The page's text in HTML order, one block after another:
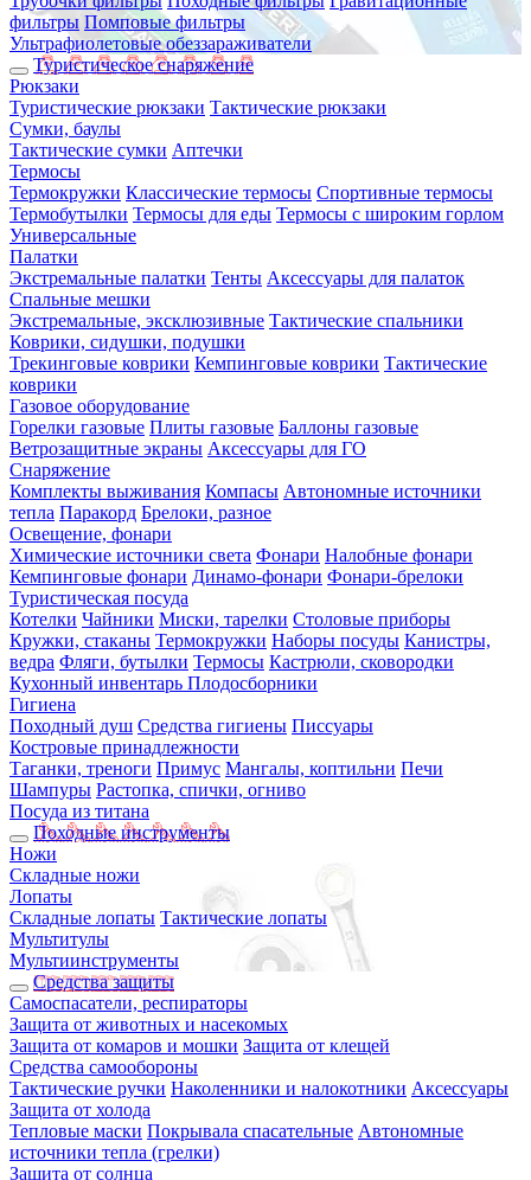
фильтры Помповые фильтры
Ультрафиолетовые обеззараживатели
Туристическое снаряжение
Рюкзаки
Туристические рюкзаки Тактические рюкзаки
Сумки, баулы
Тактические сумки Аптечки
Термосы
Термокружки Классические термосы Спортивные термосы
Термобутылки Термосы для еды Термосы с широким горлом
Универсальные
Палатки
Экстремальные палатки Тенты Аксессуары для палаток
Спальные мешки
Экстремальные, эксклюзивные Тактические спальники
Коврики, сидушки, подушки
Трекинговые коврики Кемпинговые коврики Тактические
коврики
Газовое оборудование
Горелки газовые Плиты газовые Баллоны газовые
Ветрозащитные экраны Аксессуары для ГО
Снаряжение
Комплекты выживания Компасы Автономные источники
тепла Паракорд Брелоки, разное
Освещение, фонари
Химические источники света Фонари Налобные фонари
Кемпинговые фонари Динамо-фонари Фонари-брелоки
Туристическая посуда
Котелки Чайники Миски, тарелки Столовые приборы
Кружки, стаканы Термокружки Наборы посуды Канистры,
ведра Фляги, бутылки Термосы Кастрюли, сковородки
Кухонный инвентарь Плодосборники
Гигиена
Походный душ Средства гигиены Писсуары
Костровые принадлежности
Таганки, треноги Примус Мангалы, коптильни Печи
Шампуры Растопка, спички, огниво
Посуда из титана
Походные инструменты
Ножи
Складные ножи
Лопаты
Складные лопаты Тактические лопаты
Мультитулы
Мультиинструменты
Средства защиты
Самоспасатели, респираторы
Защита от животных и насекомых
Защита от комаров и мошки Защита от клещей
Средства самообороны
Тактические ручки Наколенники и налокотники Аксессуары
Защита от холода
Тепловые маски Покрывала спасательные Автономные
источники тепла (грелки)
Защита от солнца